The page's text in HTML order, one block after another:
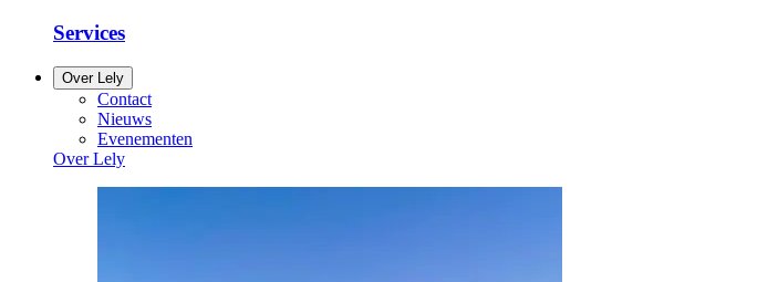
Services
Over Lely
Contact
Nieuws
Evenementen
Over Lely